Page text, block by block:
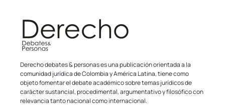
Derecho debates & personas es una publicación orientada a la
comunidad jurídica de Colombia y América Latina, tiene como
objeto fomentar el debate académico sobre temas jurídicos de
carácter sustancial, procedimental, argumentativo y filosófico con
relevancia tanto nacional como internacional.